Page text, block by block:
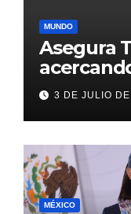
MUNDO
Asegura
3 DE JULIO
MÉXICO